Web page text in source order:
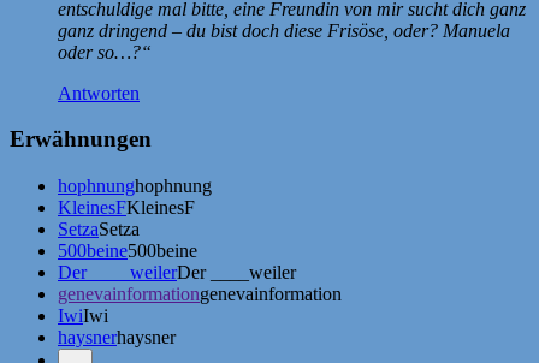
entschuldige mal bitte, eine Freundin von mir sucht dich ganz
ganz dringend – du bist doch diese Frisöse, oder? Manuela
oder so…?“
Antworten
Erwähnungen
hophnunghophnung
KleinesFKleinesF
SetzaSetza
500beine500beine
Der ____weilerDer ____weiler
genevainformationgenevainformation
IwiIwi
haysnerhaysner